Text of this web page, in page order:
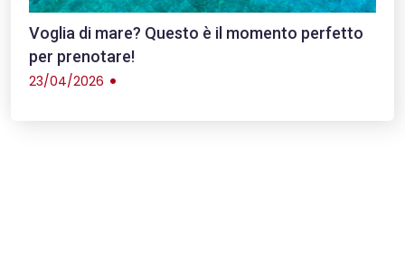
Voglia di mare? Questo è il momento perfetto
per prenotare!
23/04/2026